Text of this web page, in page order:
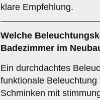
klare Empfehlung.
Welche
Badezimmer im
Ein durchdachtes
funktionale
Schminken mit